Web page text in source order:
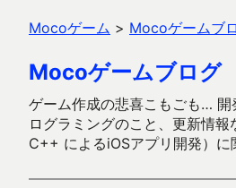
Mocoゲーム > Mocoゲームブ
Mocoゲームブログ
ゲーム作成の悲喜こもごも…
ログラミングのこと、更新情
C++ によるiOSアプリ開発）に